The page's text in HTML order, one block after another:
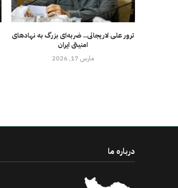
ترور علی لاریجانی.. ضربه‌ای بزرگ به نهادهای
امنیتی ایران
مارس 17, 2026
درباره ما